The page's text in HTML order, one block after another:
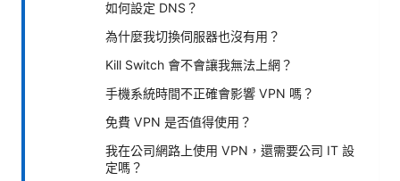
如何設定 DNS？
為什麼我切換伺服器也沒有用？
Kill Switch 會不會讓我無法上網？
手機系統時間不正確會影響 VPN 嗎？
免費 VPN 是否值得使用？
我在公司網路上使用 VPN，還需要公司 IT 設
定嗎？